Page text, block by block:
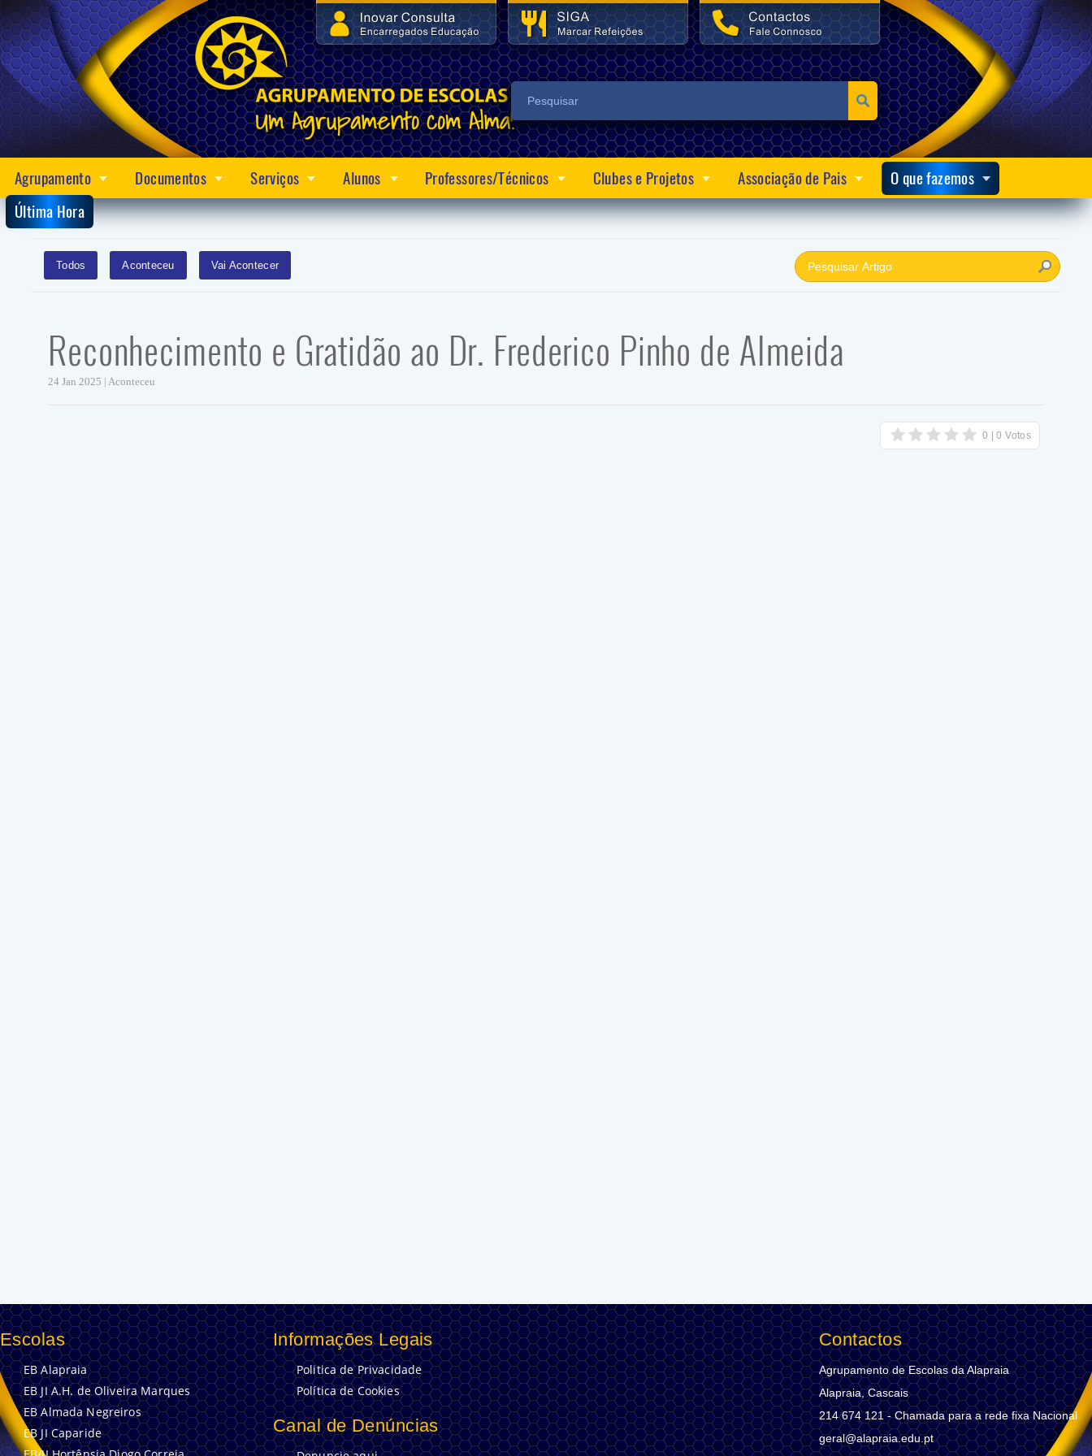
Agrupamento Documentos Serviços Alunos Professores/Técnicos Clubes e Projetos Associação de Pais
O que fazemos
Última Hora
Todos Aconteceu Vai Acontecer
Reconhecimento e Gratidão ao Dr. Frederico Pinho de Almeida
24 Jan 2025 | Aconteceu
Escolas
EB Alapraia
EB JI A.H. de Oliveira Marques
EB Almada Negreiros
EB JI Caparide
Informações Legais
Politica de Privacidade
Política de Cookies
Canal de Denúncias
Contactos
Agrupamento de Escolas da Alapraia
Alapraia, Cascais
214 674 121 - Chamada para a rede fixa Nacional
geral@alapraia.edu.pt